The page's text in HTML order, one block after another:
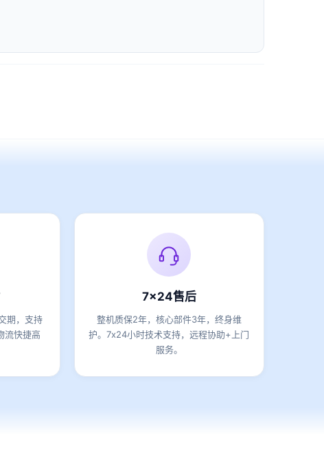
期，支持
流快捷高
7x24售后
整机质保2年，核心部件3年，终身维
护。7x24小时技术支持，远程协助+上门
服务。